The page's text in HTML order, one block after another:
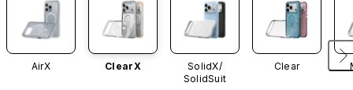
AirX ClearX
SolidX/
SolidSuit
Clear